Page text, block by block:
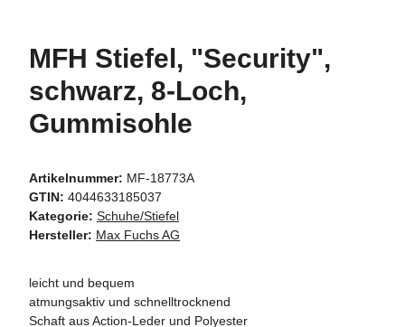
MFH Stiefel, "Security",
schwarz, 8-Loch,
Gummisohle
Artikelnummer: MF-18773A
GTIN: 4044633185037
Kategorie: Schuhe/Stiefel
Hersteller: Max Fuchs AG
leicht und bequem
atmungsaktiv und schnelltrocknend
Schaft aus Action-Leder und Polyester